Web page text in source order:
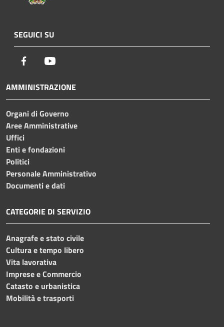
SEGUICI SU
Facebook
AMMINISTRAZIONE
Organi di Governo
Aree Amministrative
Uffici
Enti e fondazioni
Politici
Personale Amministrativo
Documenti e dati
CATEGORIE DI SERVIZIO
Anagrafe e stato civile
Cultura e tempo libero
Vita lavorativa
Imprese e Commercio
Catasto e urbanistica
Mobilità e trasporti